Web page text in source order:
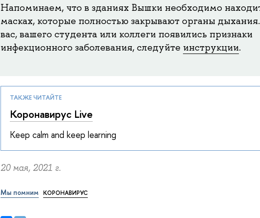
Напоминаем, что в зданиях Вышки необходимо
масках, которые полностью закрывают органы
вас, вашего студента или коллеги появились признаки
инфекционного заболевания, следуйте инструкции.
ТАКЖЕ ЧИТАЙТЕ
Коронавирус Live
Keep calm and keep learning
20 мая, 2021 г.
Мы помним КОРОНАВИРУС